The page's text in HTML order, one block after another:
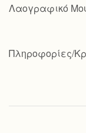
Λαογραφικό
Πληροφορίες/